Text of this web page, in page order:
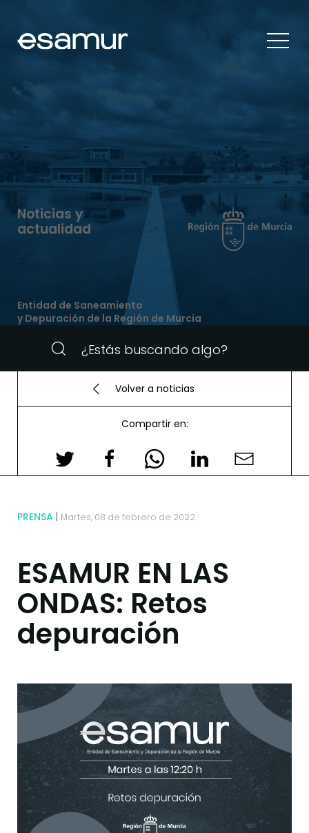
Noticias y
actualidad
Entidad de Saneamiento
y Depuración de la Región de Murcia
Volver a noticias
Compartir en:
PRENSA Martes, 08 de febrero de 2022
ESAMUR EN LAS
ONDAS: Retos
depuración